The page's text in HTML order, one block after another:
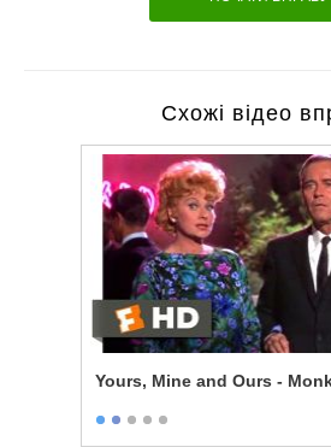
Схожі відео
Yours, Mine and Ours -